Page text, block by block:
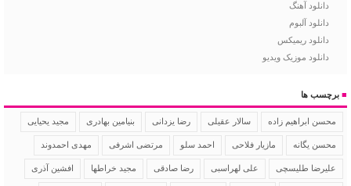
دانلود آهنگ
دانلود آلبوم
دانلود ریمیکس
دانلود موزیک ویدیو
■ برچسب ها
محسن ابراهیم زاده سالار عقیلی رضا یزدانی بنیامین بهادری مجید یحیایی
محسن یگانه مازیار فلاحی احمد سلو مرتضی اشرفی مهدی احمدوند
علیرضا طلیسچی علی لهراسبی رضا صادقی مجید خراطها افشین آذری